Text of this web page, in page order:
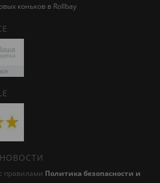
коньков в Rollbay
правилами Политика безопасности и